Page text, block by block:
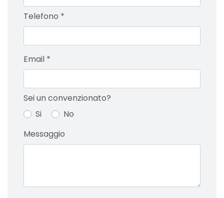
Telefono *
Email *
Sei un convenzionato?
Si
No
Messaggio